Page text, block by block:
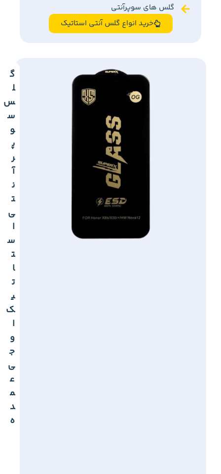
گلس های سوپرآنتی
خرید انواع گلس آنتی استاتیک
گ
ل
س
س
و
پ
ر
آ
ن
ت
ی
ا
س
ت
ا
ت
ی
ک
ا
و
ج
ی
ع
م
د
ه